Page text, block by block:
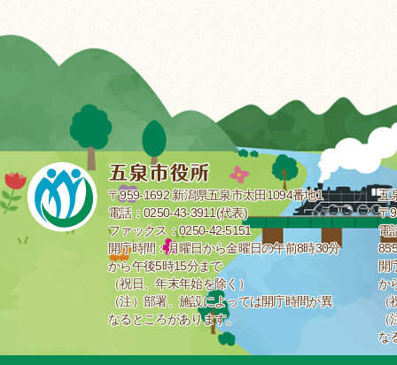
〒959-1692 新潟県五泉市太田1094番地1
電話：0250-43-3911(代表)
ファックス：0250-42-5151
開庁時間：月曜日から金曜日の午前8時30分
から午後5時15分まで
（祝日、年末年始を除く）
（注）部署、施設によっては開庁時間が異
なるところがあります。
五
〒
電
開
か
な